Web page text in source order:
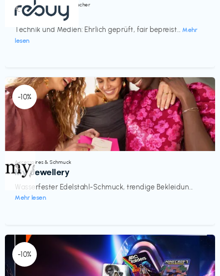
Bücher, Magazine & Hörbücher
rebuy
Technik und Medien: Ehrlich geprüft, fair bepreist... Mehr
lesen
€‎
-10%
Accessoires & Schmuck
My Jewellery
Wasserfester Edelstahl-Schmuck, trendige Bekleidun...
Mehr lesen
€‎
-10%